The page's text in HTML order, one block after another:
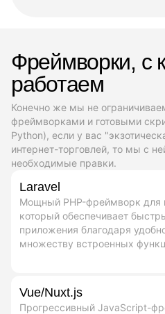
Фреймворки, с
работаем
Конечно же мы не
фреймворками и готовыми
Python), если у вас
интернет-торговлей, то мы с
необходимые правки.
Laravel
Мощный PHP-фреймворк для
который обеспечивает
приложения благодаря
множеству встроенных
Vue/Nuxt.js
Прогрессивный JavaScript-